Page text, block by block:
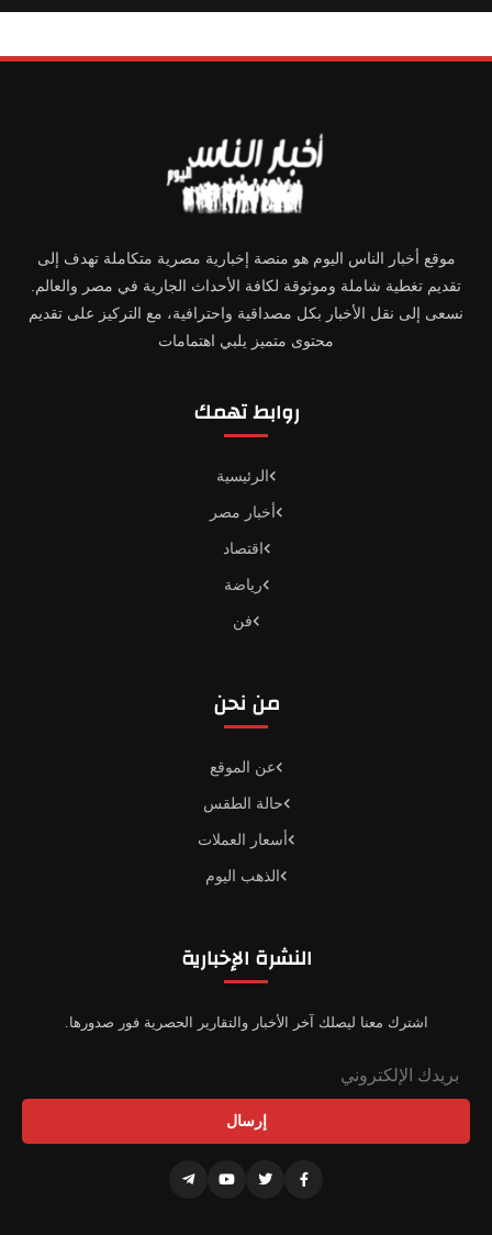
موقع أخبار الناس اليوم هو منصة إخبارية مصرية متكاملة تهدف إلى
تقديم تغطية شاملة وموثوقة لكافة الأحداث الجارية في مصر والعالم.
نسعى إلى نقل الأخبار بكل مصداقية واحترافية، مع التركيز على تقديم
محتوى متميز يلبي اهتمامات
روابط تهمك
الرئيسية
أخبار مصر
اقتصاد
رياضة
فن
من نحن
عن الموقع
حالة الطقس
أسعار العملات
الذهب اليوم
النشرة الإخبارية
اشترك معنا ليصلك آخر الأخبار والتقارير الحصرية فور صدورها.
إرسال